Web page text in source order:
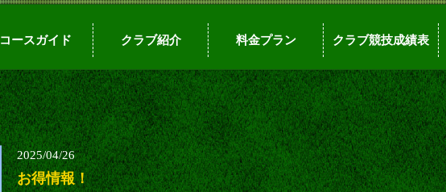
コースガイド クラブ紹介 料金プラン クラブ競技成績表
2025/04/26
お得情報！